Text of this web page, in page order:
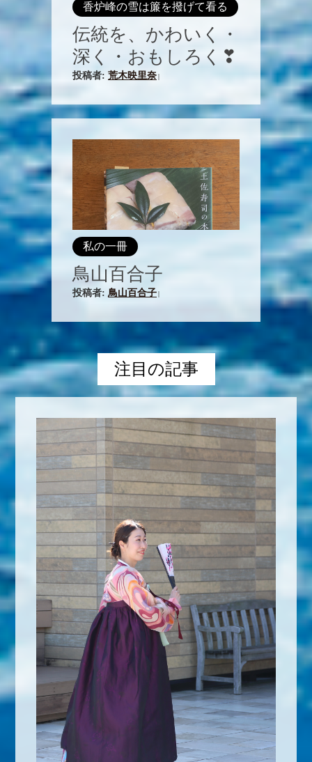
香炉峰の雪は簾を撥げて看る
伝統を、かわいく・
深く・おもしろく❣
投稿者: 荒木映里奈
私の一冊
鳥山百合子
投稿者: 鳥山百合子
注目の記事